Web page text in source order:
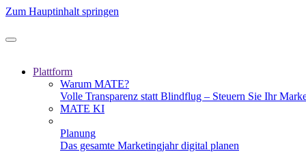
Zum Hauptinhalt springen
Plattform
Warum MATE?
Volle Transparenz statt Blindflug – Steuern Sie Ihr
MATE KI
Planung
Das gesamte Marketingjahr digital planen